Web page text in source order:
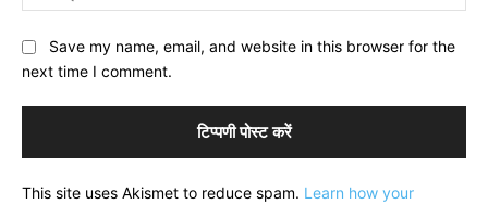
Save my name, email, and website in this browser for the
next time I comment.
This site uses Akismet to reduce spam. Learn how your